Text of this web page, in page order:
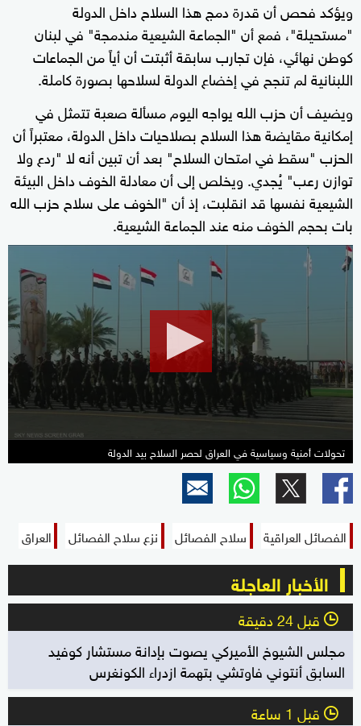
ويؤكد فحص أن قدرة دمج هذا السلاح داخل الدولة
"مستحيلة"، فمع أن "الجماعة الشيعية مندمجة" في لبنان
كوطن نهائي، فإن تجارب سابقة أثبتت أن أياً من الجماعات
اللبنانية لم تنجح في إخضاع الدولة لسلاحها بصورة كاملة.
ويضيف أن حزب الله يواجه اليوم مسألة صعبة تتمثل في
إمكانية مقايضة هذا السلاح بصلاحيات داخل الدولة، معتبراً أن
الحزب "سقط في امتحان السلاح" بعد أن تبين أنه لا "ردع ولا
توازن رعب" يُجدي. ويخلص إلى أن معادلة الخوف داخل البيئة
الشيعية نفسها قد انقلبت، إذ أن "الخوف على سلاح حزب الله
بات بحجم الخوف منه عند الجماعة الشيعية.
seconds
of
2
minutes,
11
seconds
تحولات أمنية وسياسية في العراق لحصر السلاح بيد الدولة
الفصائل العراقية سلاح الفصائل نزع سلاح الفصائل العراق
الأخبار العاجلة
l قبل 24 دقيقة
مجلس الشيوخ الأميركي يصوت بإدانة مستشار كوفيد
السابق أنتوني فاوتشي بتهمة ازدراء الكونغرس
l قبل 1 ساعة